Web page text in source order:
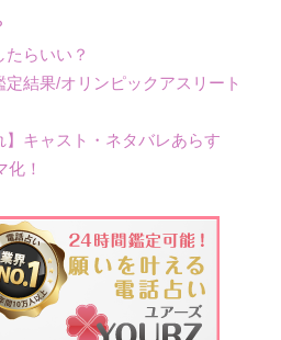
らいい？
結果/オリンピックアスリート
】キャスト・ネタバレあらす
化！